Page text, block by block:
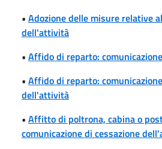
• Adozione delle misure relative
dell'attività
• Affido di reparto:
• Affido di reparto:
dell'attività
• Affitto di poltrona, cabina o
comunicazione di cessazione